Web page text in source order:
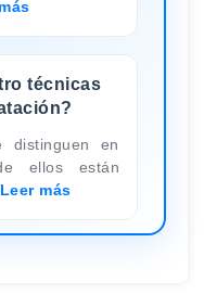
técnicas
distinguen en
ellos están
Leer más